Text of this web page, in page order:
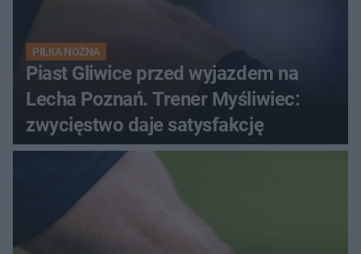
PIŁKA NOŻNA
Piast Gliwice przed wyjazdem na
Lecha Poznań. Trener Myśliwiec:
zwycięstwo daje satysfakcję